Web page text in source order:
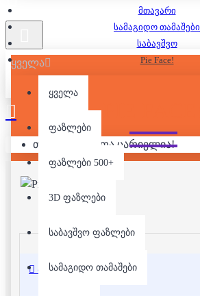
ყველა
ყველა
ფაზლები
ფაზლები 500+
3D ფაზლები
საბავშვო ფაზლები
სამაგიდო თამაშები
თქვენი კალათა ცარიელია!
მთავარი
სამაგიდო თამაშები
საბავშვო
Pie Face!
აღწერა